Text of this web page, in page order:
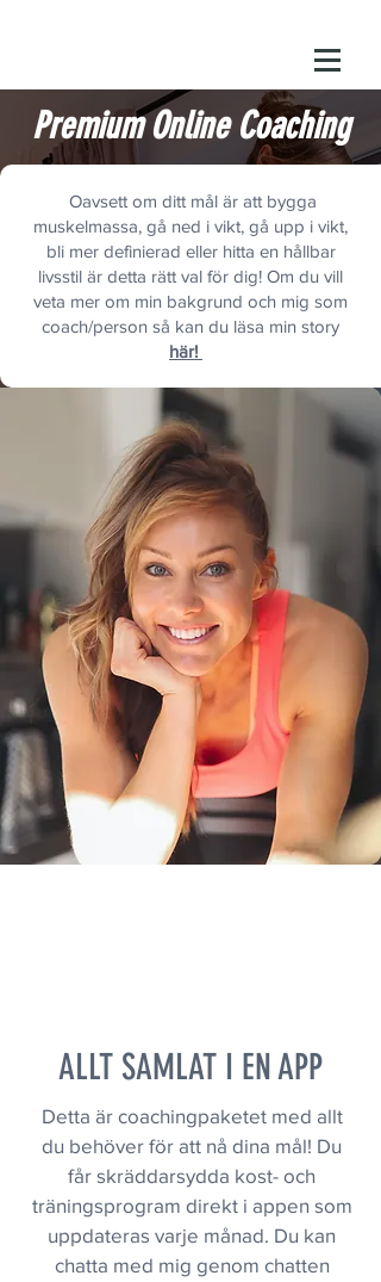
Premium Online Coaching
Oavsett om ditt mål är att bygga
muskelmassa, gå ned i vikt, gå upp i vikt,
bli mer definierad eller hitta en hållbar
livsstil är detta rätt val för dig! Om du vill
veta mer om min bakgrund och mig som
coach/person så kan du läsa min story
här!
ALLT SAMLAT I EN APP
Detta är coachingpaketet med allt
du behöver för att nå dina mål! Du
får skräddarsydda kost- och
träningsprogram direkt i appen som
uppdateras varje månad. Du kan
chatta med mig genom chatten